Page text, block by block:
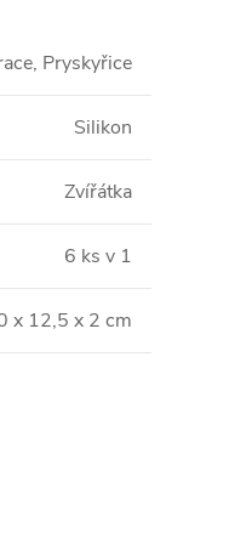
Pryskyřice
Silikon
Zvířátka
6 ks v 1
x 12,5 x 2 cm